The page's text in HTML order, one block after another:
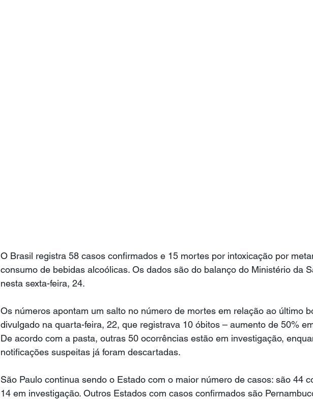
O Brasil registra 58 casos confirmados e 15 mortes por intoxicação por
consumo de bebidas alcoólicas. Os dados são do balanço do Ministério da
nesta sexta-feira, 24.
Os números apontam um salto no número de mortes em relação ao último
divulgado na quarta-feira, 22, que registrava 10 óbitos – aumento de 50%
De acordo com a pasta, outras 50 ocorrências estão em investigação,
notificações suspeitas já foram descartadas.
São Paulo continua sendo o Estado com o maior número de casos: são 44
14 em investigação. Outros Estados com casos confirmados são